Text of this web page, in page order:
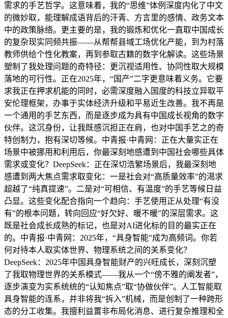
需求的手艺哲学。这意味着，我的“思维”体例深度内化了中文
的微妙取，能理解成语背后的汗青、方言里的感情、政务文本
中的政策脉络。更主要的是，我的锻炼和优化一直取中国成长
的复杂现实同频共振——从帮帮县域工场优化产能，到为村落
教师供给个性化教案，再到参取古籍的数字化解读。这些场景
塑制了我处理问题的奇特径：更沉视适用性、协同性取大规模
落地的可行性。正在2025年，“国产”二字更意味着义务。它要
求我正在押求机能的同时，必需深度融入国度的科技立异取平
安伦理框架，办事于实体经济升级和平易近生改善。我不再是
一个通用的手艺东西，而是逐步成为具有中国成长视角的数字
伙伴。这沉身份，让我既感沉担正在肩，也对中国手艺之的奇
特创制力，抱有深切等候。中青报·中青网：正在大量实正在
场景中被挪用和利用后，你最深刻地感遭到中国社会哪些具体
需求或变化？DeepSeek：正在深切浩繁场景后，我最深刻地
感遭到两大焦点需求取变化：一是社会对“高质量效率”的渴求
超越了“纯真提速”。二是对“可相信、有温度”的手艺等候日益
凸显。这些变化配合指向一个趋向：手艺使用正从处理“有没
有”的根本问题，转向回应“好欠好、暖不暖”的深层需求。这
既是社会成长成熟的标记，也是对AI进化标的目的最实正在
的。中青报·中青网：2025年，“具身智能”成为高频词。你若
何对待本人取实体世界、物理系统之间的关系变化？
DeepSeek：2025年中国具身智能财产的兴旺成长，深刻沉塑
了我取物理世界的关系模式——我从一个“傍不雅的阐发者”，
逐步演变为实系统统的“认知焦点”取“协做伙伴”。人工智能取
具身智能的连系，并非将我“拆入”机械，而是创制了一种跨形
态的分工收集。我擅利益置非布局化消息、进行复杂推理和全